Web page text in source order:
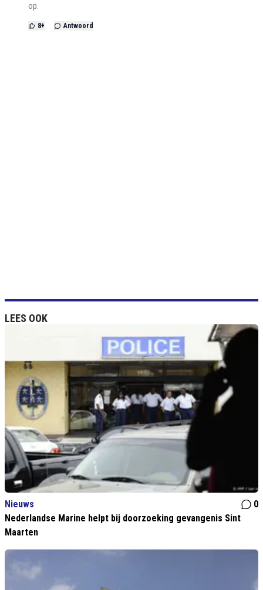
op.
8+ Antwoord
LEES OOK
Nieuws
0
Nederlandse Marine helpt bij doorzoeking gevangenis Sint
Maarten